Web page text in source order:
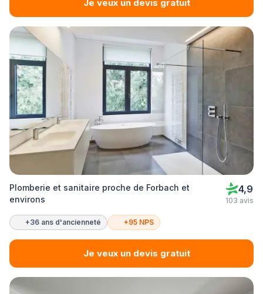
Je veux un devis gratuit
Plomberie et sanitaire proche de Forbach et
environs
4,9
103 avis
+36 ans d'ancienneté +95 NPS
Je veux un devis gratuit